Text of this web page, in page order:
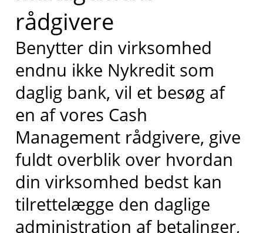
rådgivere
Benytter din virksomhed
endnu ikke Nykredit som
daglig bank, vil et besøg af
en af vores Cash
Management rådgivere, give
fuldt overblik over hvordan
din virksomhed bedst kan
tilrettelægge den daglige
administration af betalinger,